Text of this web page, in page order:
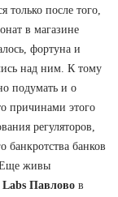
только после того,
в магазине
фортуна и
над ним. К тому
подумать и о
причинами этого
регуляторов,
банкротства банков
Еще живы
Павлово в